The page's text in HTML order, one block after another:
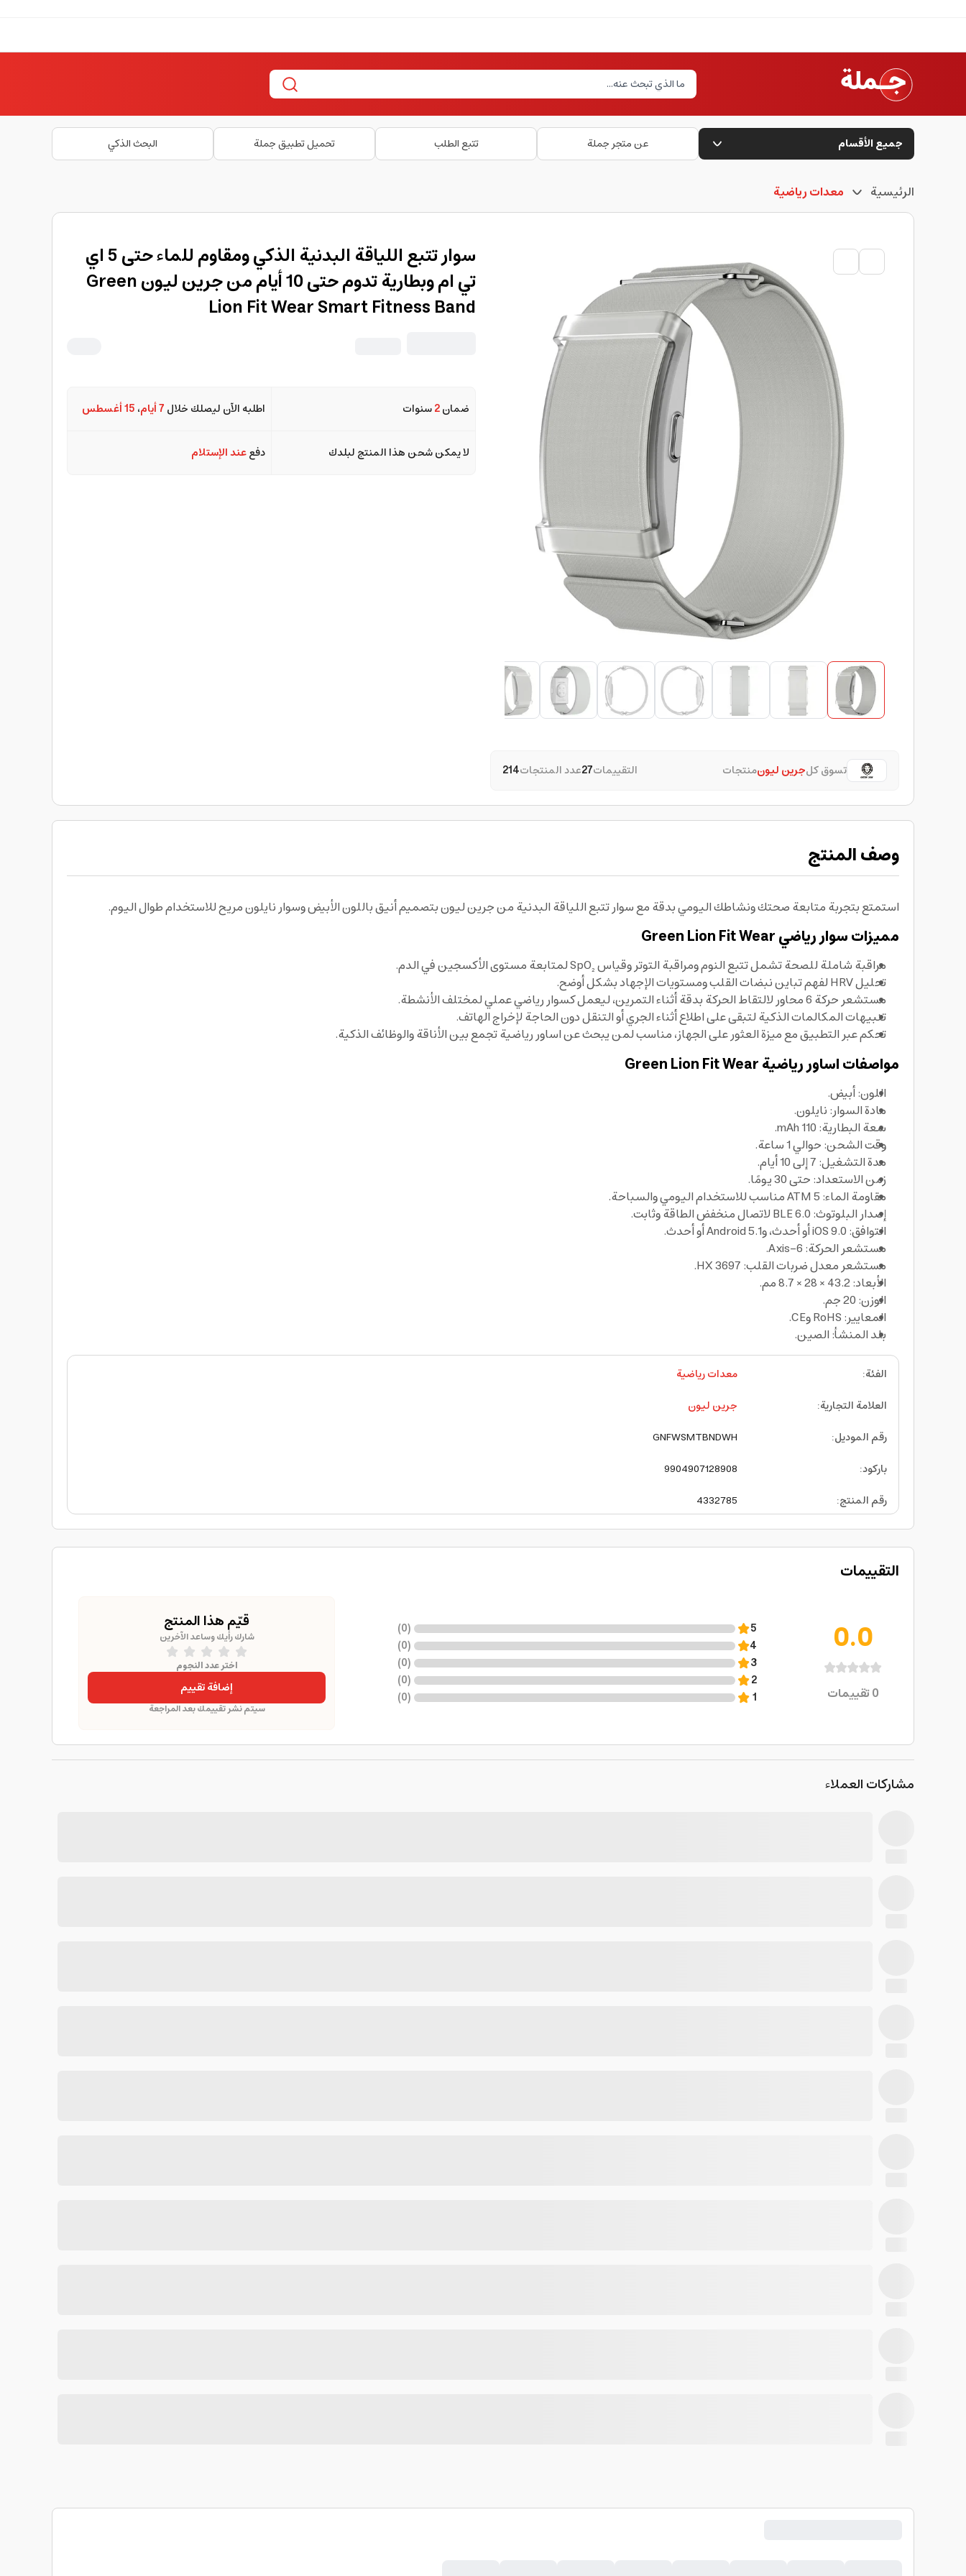
جميع الأقسام عن متجر جملة تتبع الطلب تحميل تطبيق جملة البحث الذكي
الرئيسية معدات رياضية
تسوق كلجرين ليونمنتجات التقييمات27عدد المنتجات214
سوار تتبع اللياقة البدنية الذكي ومقاوم للماء حتى 5 اي
تي ام وبطارية تدوم حتى 10 أيام من جرين ليون Green
Lion Fit Wear Smart Fitness Band
ضمان2سنوات اطلبه الآن ليصلك خلال 7 أيام ، 15 أغسطس
لا يمكن شحن هذا المنتج لبلدك دفععند الإستلام
وصف المنتج
استمتع بتجربة متابعة صحتك ونشاطك اليومي بدقة مع سوار تتبع اللياقة البدنية من جرين ليون بتصميم أنيق باللون الأبيض وسوار نايلون مريح للاستخدام طوال اليوم.
مميزات سوار رياضي Green Lion Fit Wear
مراقبة شاملة للصحة تشمل تتبع النوم ومراقبة التوتر وقياس SpO₂ لمتابعة مستوى الأكسجين في الدم.
تحليل HRV لفهم تباين نبضات القلب ومستويات الإجهاد بشكل أوضح.
مستشعر حركة 6 محاور لالتقاط الحركة بدقة أثناء التمرين، ليعمل كسوار رياضي عملي لمختلف الأنشطة.
تنبيهات المكالمات الذكية لتبقى على اطلاع أثناء الجري أو التنقل دون الحاجة لإخراج الهاتف.
تحكم عبر التطبيق مع ميزة العثور على الجهاز، مناسب لمن يبحث عن اساور رياضية تجمع بين الأناقة والوظائف الذكية.
مواصفات اساور رياضية Green Lion Fit Wear
اللون: أبيض.
مادة السوار: نايلون.
سعة البطارية: 110 mAh.
وقت الشحن: حوالي 1 ساعة.
مدة التشغيل: 7 إلى 10 أيام.
زمن الاستعداد: حتى 30 يومًا.
مقاومة الماء: 5 ATM مناسب للاستخدام اليومي والسباحة.
إصدار البلوتوث: 6.0 BLE لاتصال منخفض الطاقة وثابت.
التوافق: iOS 9.0 أو أحدث، وAndroid 5.1 أو أحدث.
مستشعر الحركة: 6-Axis.
مستشعر معدل ضربات القلب: HX 3697.
الأبعاد: 43.2 × 28 × 8.7 مم.
الوزن: 20 جم.
المعايير: RoHS وCE.
بلد المنشأ: الصين.
الفئة:
معدات رياضية
العلامة التجارية:
جرين ليون
رقم الموديل:
GNFWSMTBNDWH
باركود:
9904907128908
رقم المنتج:
4332785
التقييمات
0.0
0تقييمات
5
(
0
)
4
(
0
)
3
(
0
)
2
(
0
)
1
(
0
)
قيّم هذا المنتج
شارك رأيك وساعد الآخرين
اختر عدد النجوم
إضافة تقييم
سيتم نشر تقييمك بعد المراجعة
مشاركات العملاء